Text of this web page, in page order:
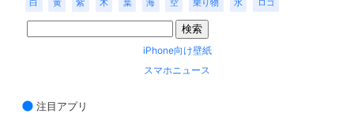
白 黄 紫 木 葉 海 空 乗り物 水 ロゴ
iPhone向け壁紙
スマホニュース
注目アプリ